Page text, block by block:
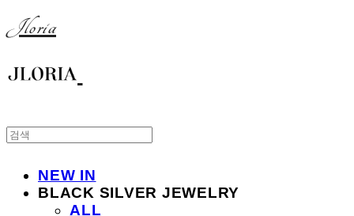
Jloria
NEW IN
BLACK SILVER JEWELRY
ALL